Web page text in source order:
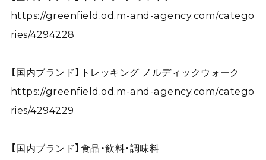
https://greenfield.od.m-and-agency.com/catego
ries/4294228
【国内ブランド】トレッキング ノルディックウォーク
https://greenfield.od.m-and-agency.com/catego
ries/4294229
【国内ブランド】食品・飲料・調味料